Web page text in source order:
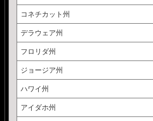
コネチカット州
デラウェア州
フロリダ州
ジョージア州
ハワイ州
アイダホ州